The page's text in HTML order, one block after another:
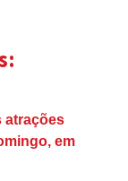
atrações
em